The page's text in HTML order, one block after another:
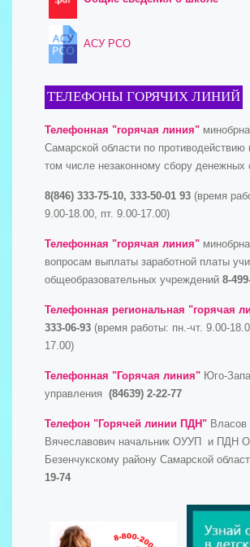
АСУ РСО
ТЕЛЕФОНЫ ГОРЯЧИХ ЛИНИЙ
Телефонная "горячая линия"
Самарской области по противодействию
том числе незаконному сбору денежных
8(846) 333-75-10, 333-50-01 93 (время
9.00-18.00, пт. 9.00-17.00)
Телефонная "горячая линия"
вопросам выплаты заработной платы
общеобразовательных учреждений 8-
Телефонная региональная "горячая
333-06-93 (время работы: пн.-чт. 9.00-
17.00)
Телефонная "Горячая линия" Юго-
управления (84639) 2-22-77
Телефон "Горячей линии ПДН" Власов
Вячеславович начальник ОУУП и ПДН
Безенчукскому району Самарской
19-74